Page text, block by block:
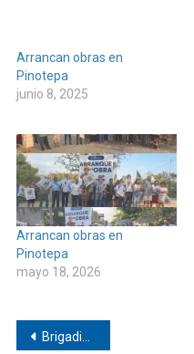
Arrancan obras en
Pinotepa
junio 8, 2025
Arrancan obras en
Pinotepa
mayo 18, 2026
Navegación
Brigadistas de México y el extranjero ayudan a adultos mayores en Banco de Oro